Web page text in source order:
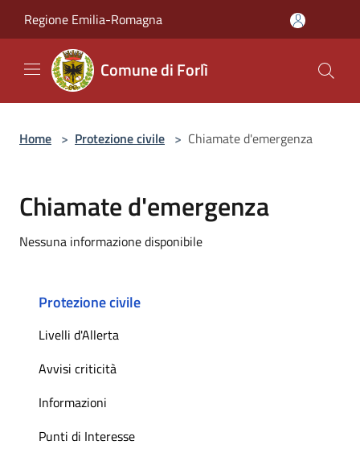
Regione Emilia-Romagna
Comune di Forlì
Home > Protezione civile > Chiamate d'emergenza
Chiamate d'emergenza
Nessuna informazione disponibile
Protezione civile
Livelli d'Allerta
Avvisi criticità
Informazioni
Punti di Interesse